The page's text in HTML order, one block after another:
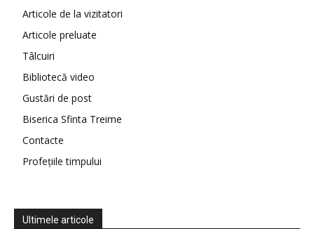
Articole de la vizitatori
Articole preluate
Tâlcuiri
Bibliotecă video
Gustări de post
Biserica Sfinta Treime
Contacte
Profețiile timpului
Ultimele articole